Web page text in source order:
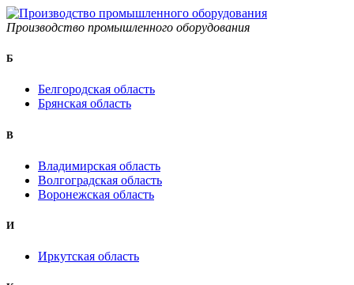
Производство промышленного оборудования
Б
Белгородская область
Брянская область
B
Владимирская область
Волгоградская область
Воронежская область
И
Иркутская область